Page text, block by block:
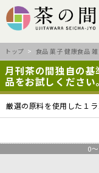
トップ > 食品 菓子 健康食品
月刊茶の間独自の
品をお試しください。
厳選の原料を使用した１
0～